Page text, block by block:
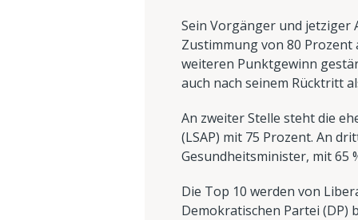
Sein Vorgänger und jetziger
Zustimmung von 80
weiteren Punktgewinn
auch nach seinem Rücktritt
An zweiter Stelle steht die
(LSAP) mit 75 Prozent. An
Gesundheitsminister, mit 65
Die Top 10 werden von
Demokratischen Partei